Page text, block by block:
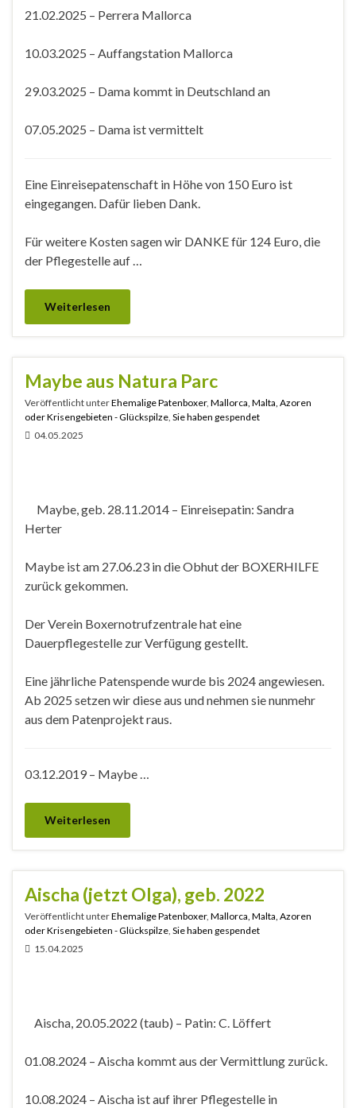
21.02.2025 – Perrera Mallorca
10.03.2025 – Auffangstation Mallorca
29.03.2025 – Dama kommt in Deutschland an
07.05.2025 – Dama ist vermittelt
Eine Einreisepatenschaft in Höhe von 150 Euro ist
eingegangen. Dafür lieben Dank.
Für weitere Kosten sagen wir DANKE für 124 Euro, die
der Pflegestelle auf …
Weiterlesen
Maybe aus Natura Parc
Veröffentlicht unterEhemalige Patenboxer, Mallorca, Malta, Azoren
oder Krisengebieten - Glückspilze Sie haben gespendet
04.05.2025
Maybe, geb. 28.11.2014 – Einreisepatin: Sandra
Herter
Maybe ist am 27.06.23 in die Obhut der BOXERHILFE
zurück gekommen.
Der Verein Boxernotrufzentrale hat eine
Dauerpflegestelle zur Verfügung gestellt.
Eine jährliche Patenspende wurde bis 2024 angewiesen.
Ab 2025 setzen wir diese aus und nehmen sie nunmehr
aus dem Patenprojekt raus.
03.12.2019 – Maybe …
Weiterlesen
Aischa (jetzt Olga), geb. 2022
Veröffentlicht unterEhemalige Patenboxer, Mallorca, Malta, Azoren
oder Krisengebieten - Glückspilze Sie haben gespendet
15.04.2025
Aischa, 20.05.2022 (taub) – Patin: C. Löffert
01.08.2024 – Aischa kommt aus der Vermittlung zurück.
10.08.2024 – Aischa ist auf ihrer Pflegestelle in